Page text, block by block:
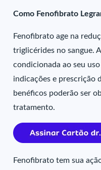
Como Fenofibrato
Fenofibrato age na
triglicérides no sangue.
condicionada ao seu
indicações e prescrição
benéficos poderão ser
tratamento.
Fenofibrato tem sua